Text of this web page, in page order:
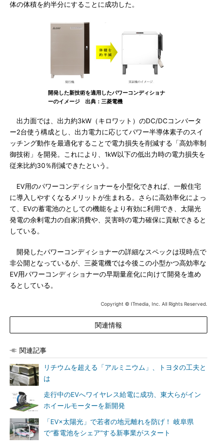
体の体積を約半分にすることに成功した。
開発した新技術を適用したパワーコンディショナ
ーのイメージ 出典：三菱電機
出力面では、出力約3kW（キロワット）のDC/DCコンバータ
ー2台使う構成とし、出力電力に応じてパワー半導体素子のスイ
ッチング動作を最適化することで電力損失を削減する「高効率制
御技術」を開発。これにより、1kW以下の低出力時の電力損失を
従来比約30％削減できたという。
EV用のパワーコンディショナーを小型化できれば、一般住宅
に導入しやすくなるメリットが生まれる。さらに高効率化によっ
て、EVの蓄電池のとしての機能をより有効に利用でき、太陽光
発電の余剰電力の自家消費や、災害時の電力確保に貢献できると
している。
開発したパワーコンディショナーの詳細なスペックは現時点で
非公開となっているが、三菱電機では今後この小型かつ高効率な
EV用パワーコンディショナーの早期量産化に向けて開発を進め
るとしている。
Copyright © ITmedia, Inc. All Rights Reserved.
関連情報
関連記事
リチウムを超える「アルミニウム」、トヨタの工夫と
は
走行中のEVへワイヤレス給電に成功、東大らがイン
ホイールモーターを新開発
「EV×太陽光」で若者の地元離れを防げ！ 岐阜県
で“蓄電池をシェア”する新事業がスタート